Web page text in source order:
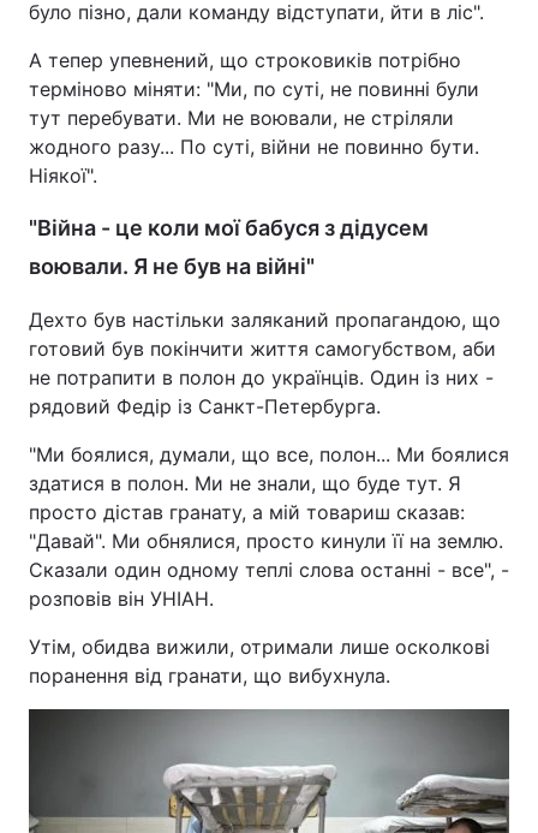
було пізно, дали команду відступати, йти в ліс".
А тепер упевнений, що строковиків потрібно
терміново міняти: "Ми, по суті, не повинні були
тут перебувати. Ми не воювали, не стріляли
жодного разу... По суті, війни не повинно бути.
Ніякої".
"Війна - це коли мої бабуся з дідусем
воювали. Я не був на війні"
Дехто був настільки заляканий пропагандою, що
готовий був покінчити життя самогубством, аби
не потрапити в полон до українців. Один із них -
рядовий Федір із Санкт-Петербурга.
"Ми боялися, думали, що все, полон... Ми боялися
здатися в полон. Ми не знали, що буде тут. Я
просто дістав гранату, а мій товариш сказав:
"Давай". Ми обнялися, просто кинули її на землю.
Сказали один одному теплі слова останні - все", -
розповів він УНІАН.
Утім, обидва вижили, отримали лише осколкові
поранення від гранати, що вибухнула.